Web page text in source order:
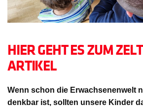
HIER GEHT ES ZUM
ARTIKEL
Wenn schon die Erwachsenenwelt
denkbar ist, sollten unsere Kinder